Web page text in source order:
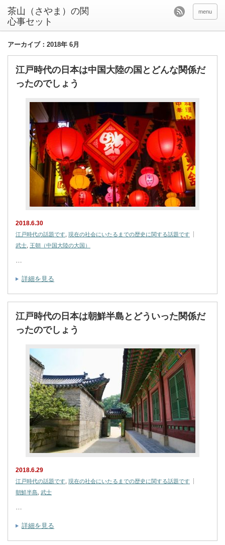
茶山（さやま）の関
心事セット
menu
アーカイブ：2018年 6月
江戸時代の日本は中国大陸の国とどんな関係だ
ったのでしょう
2018.6.30
江戸時代の話題です, 現在の社会にいたるまでの歴史に関する話題です
武士, 王朝（中国大陸の大国）
…
詳細を見る
江戸時代の日本は朝鮮半島とどういった関係だ
ったのでしょう
2018.6.29
江戸時代の話題です 現在の社会にいたるまでの歴史に関する話題です
朝鮮半島 武士
詳細を見る